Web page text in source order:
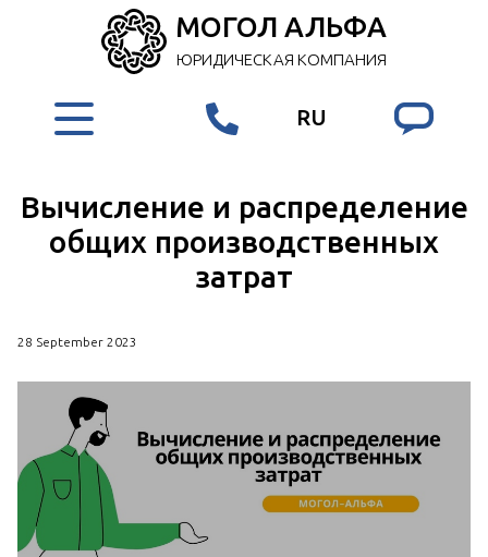
МОГОЛ АЛЬФА
ЮРИДИЧЕСКАЯ КОМПАНИЯ
RU
Вычисление и распределение
общих производственных
затрат
28 September 2023